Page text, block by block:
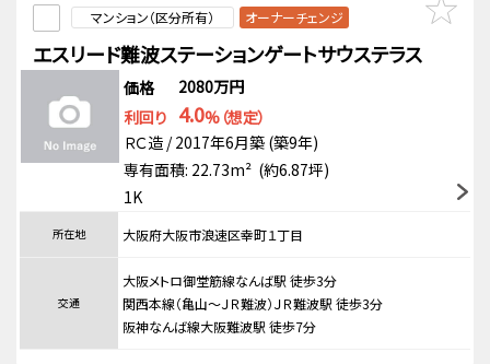
マンション（区分所有） オーナーチェンジ
エスリード難波ステーションゲートサウステラス
価格
2080万円
利回り 4.0%（想定）
ＲＣ造 / 2017年6月築 (築9年)
専有面積: 22.73m² (約6.87坪)
1K
所在地 大阪府大阪市浪速区幸町１丁目
交通
大阪メトロ御堂筋線なんば駅 徒歩3分
関西本線（亀山～ＪＲ難波）ＪＲ難波駅 徒歩3分
阪神なんば線大阪難波駅 徒歩7分